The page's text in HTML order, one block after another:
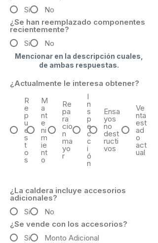
Si
No
¿Se han reemplazado componentes
recientemente?
Si
No
Mencionar en la descripción cuales,
de ambas respuestas.
¿Actualmente le interesa obtener?
R
e
p
u
e
s
t
o
s
M
a
nt
e
ni
m
ie
nt
o
Re
pa
ra
cio
n
ma
yo
r
I
n
s
p
e
c
c
i
ó
n
Ensa
yos
no
dest
ructi
vos
Ve
nta
est
ad
o
act
ual
¿La caldera incluye accesorios
adicionales?
Si
No
¿Se vende con los accesorios?
Si
Monto Adicional